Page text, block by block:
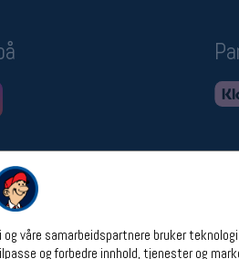
og våre samarbeidspartnere bruker
og forbedre innhold, tjenester og